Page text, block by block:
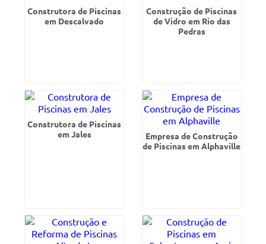
Construtora de Piscinas
em Descalvado
Construção de Piscinas
de Vidro em Rio das
Pedras
Construtora de Piscinas
em Jales
Empresa de Construção
de Piscinas em Alphaville